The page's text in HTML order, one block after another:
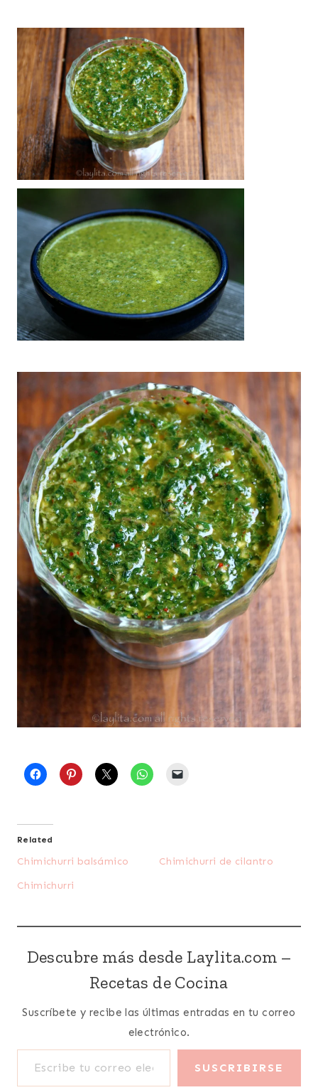
Related
Chimichurri balsámico
Chimichurri de cilantro
Chimichurri
Descubre más desde Laylita.com –
Recetas de Cocina
Suscríbete y recibe las últimas entradas en tu correo
electrónico.
Escribe tu correo electrónico…
SUSCRIBIRSE